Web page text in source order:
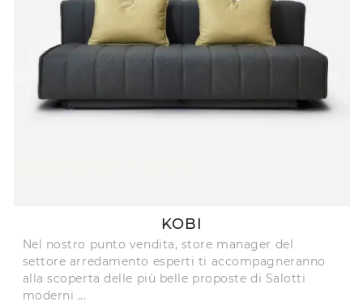
KOBI
Nel nostro punto vendita, store manager del
settore arredamento esperti ti accompagneranno
alla scoperta delle più belle proposte di Salotti
moderni ...